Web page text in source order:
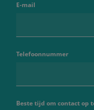
E-mail
Telefoonnummer
Beste tijd om contact op